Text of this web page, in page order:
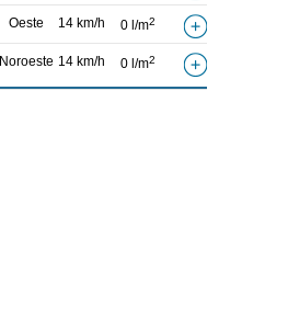
Oeste 14 km/h 0 l/m2
Noroeste 14 km/h 0 l/m2